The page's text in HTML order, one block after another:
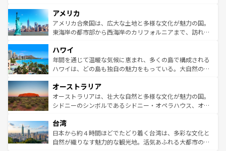
ンツ一覧を参照してほしい。
の建物がそのまま残る町や、スイスならではのユニークな
博物館もあり、アルプス観光だけでなく町歩きも満喫する
ことができる。国民の所得が高いため物価も高いが、旅行
ば市内交通費無料で観光を楽しむこともできる。 なお、新
着のスイス情報はコンテンツ一覧 を参照してほしい。
アメリカ
アメリカ合衆国は、広大な土地と多様な文化が魅力の国。
東海岸の都市部から西海岸のカリフォルニアまで、訪れる
のような巨大都市は、観光、ショッピング、エンターテイ
ンメントが詰まった刺激的なスポットだ。一方、アメリカ
西部には大自然が広がり、グランドキャニオンやイエロー
部のニューオーリンズでは、音楽と美食が融合した独特の
文化が魅力。旅行者はアメリカの各地域で異なる魅力を楽
しみながら、その多様性と豊かな歴史を感じることができ
ならではの贅沢な旅のスタイルだ。 なお、新着のアメリカ
情報はコンテンツ一覧を参照してほしい。
ハワイ
年間を通じて温暖な気候に恵まれ、多くの島で構成される
ハワイは、どの島も独自の魅力をもっている。大自然の神
ワイ島は見逃せない。また、定番の観光地といえばオアフ
島だが、静かな自然を求めるならマウイ島やカウアイ島が
おすすめ。エメラルドグリーンに輝く海をはじめ、豊かな
れるおもてなしの心で訪れる人々を迎えてくれるハワイの
人々、おいしいローカルフードやハワイアンミュージッ
ク、伝統的なフラダンスなど、すべてがハワイの魅力を彩
オーストラリア
オーストラリアは、壮大な自然と多様な文化が魅力の国。
シドニーのシンボルであるシドニー・オペラハウス、オー
リアリーフや大陸中央部にそびえるウルル（エアーズロッ
ク）、タスマニアの美しい原生林やケアンズの熱帯雨林な
ど、見どころがたくさん。また、カフェやワイン、オージ
台湾
日本から約４時間ほどでたどり着く台湾は、多彩な文化と
自然が織りなす魅力的な観光地。活気あふれる大都市の台